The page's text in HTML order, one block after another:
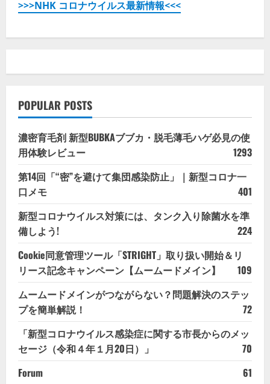
>>>NHK コロナウイルス最新情報<<<
POPULAR POSTS
濃密育毛剤 新型BUBKAブブカ・脱毛薄毛ハゲ必見の使
用体験レビュー
1293
第14回「“密”を避けて集団感染防止」｜新型コロナ一
口メモ
401
新型コロナウイルス対策には、タンク入り除菌水を準
備しよう!
224
Cookie同意管理ツール「STRIGHT」取り扱い開始＆リ
リース記念キャンペーン【ムームードメイン】
109
ムームードメインがつながらない？問題解決のステッ
プを簡単解説！
72
「新型コロナウイルス感染症に関する市長からのメッ
セージ（令和４年１月20日）」
70
Forum
61